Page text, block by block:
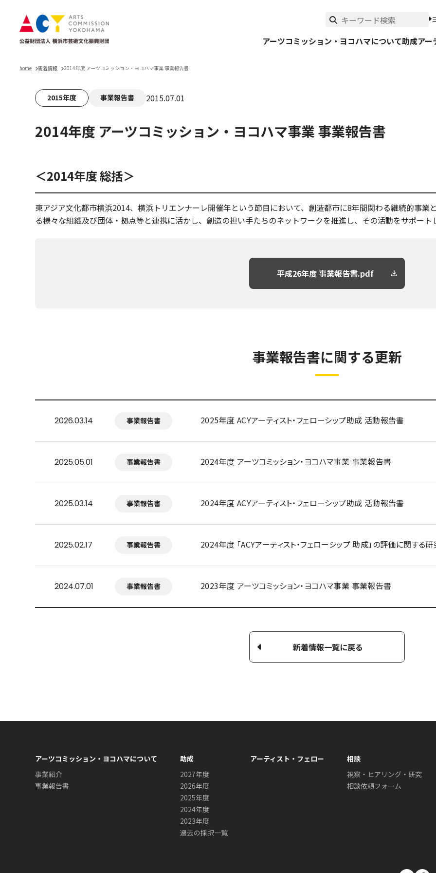
アーツコミッション・ヨコハマについて助成アー
home 新着情報 2014年度 アーツコミッション・ヨコハマ事業 事業報告書
2015年度 事業報告書 2015.07.01
2014年度 アーツコミッション・ヨコハマ事業 事業報告書
＜2014年度 総括＞
東アジア文化都市横浜2014、横浜トリエンナーレ開催年という節目において、創造都市に8年間関わる継続的事業
る様々な組織及び団体・拠点等と連携に活かし、創造の担い手たちのネットワークを推進し、その活動をサポート
平成26年度 事業報告書.pdf
事業報告書に関する更新
2026.03.14 事業報告書 2025年度 ACYアーティスト・フェローシップ助成 活動報告書
2025.05.01 事業報告書 2024年度 アーツコミッション・ヨコハマ事業 事業報告書
2025.03.14 事業報告書 2024年度 ACYアーティスト・フェローシップ助成 活動報告書
2025.02.17 事業報告書 2024年度 「ACYアーティスト・フェローシップ 助成」の評価に関する
2024.07.01 事業報告書 2023年度 アーツコミッション・ヨコハマ事業 事業報告書
新着情報一覧に戻る
アーツコミッション・ヨコハマについて
事業紹介
事業報告書
助成
2027年度
2026年度
2025年度
2024年度
2023年度
過去の採択一覧
アーティスト・フェロー
相談
視察・ヒアリング・研究
相談依頼フォーム